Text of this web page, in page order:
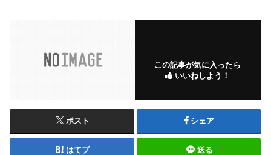
この記事が気に入ったら
いいねしよう！
ポスト シェア
はてブ 送る